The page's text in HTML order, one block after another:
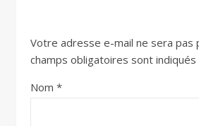
Votre adresse e-mail ne sera pas
champs obligatoires sont indiqués
Nom *